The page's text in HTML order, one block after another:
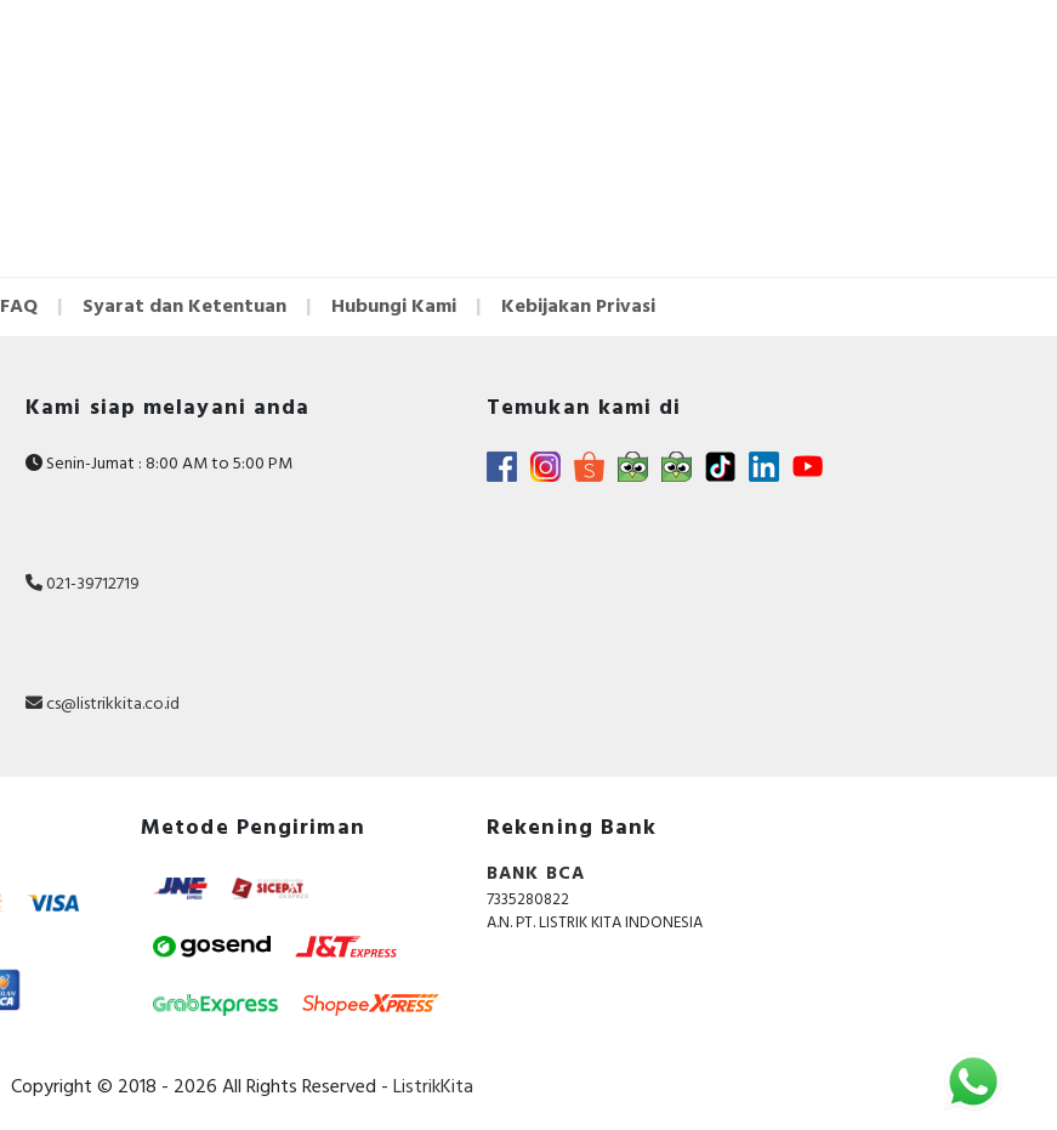
FAQ Syarat dan Ketentuan Hubungi Kami Kebijakan Privasi
Kami siap melayani anda
Senin-Jumat : 8:00 AM to 5:00 PM
021-39712719
cs@listrikkita.co.id
Temukan kami di
Metode Pengiriman Rekening Bank
BANK BCA
7335280822
A.N. PT. LISTRIK KITA INDONESIA
Copyright © 2018 - 2026 All Rights Reserved -ListrikKita